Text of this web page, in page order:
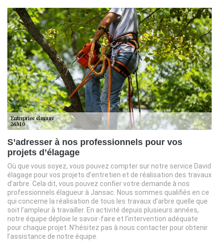
S’adresser à nos professionnels pour vos
projets d’élagage
Où que vous soyez, vous pouvez compter sur notre service David
élagage pour vos projets d’entretien et de réalisation des travaux
d’arbre. Cela dit, vous pouvez confier votre demande à nos
professionnels élagueur à Jansac. Nous sommes qualifiés en ce
qui concerne la réalisation de tous les travaux d’arbre quelle que
soit l’ampleur à travailler. En activité depuis plusieurs années,
notre équipe déploie le savoir-faire et l’intervention adéquate
pour chaque projet. N’hésitez pas à nous contacter pour obtenir
l’assistance de notre équipe.